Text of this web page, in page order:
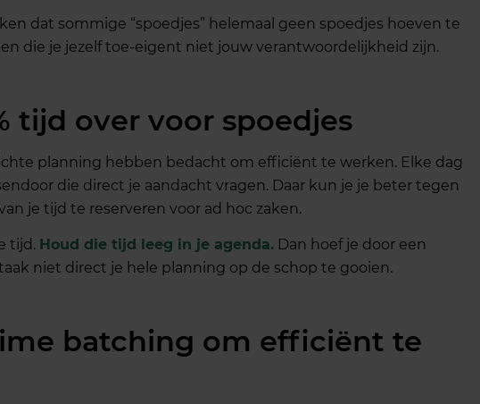
dat sommige “spoedjes” helemaal geen spoedjes hoeven te
die je jezelf toe-eigent niet jouw verantwoordelijkheid zijn.
tijd over voor spoedjes
planning hebben bedacht om efficiënt te werken. Elke dag
die direct je aandacht vragen. Daar kun je je beter tegen
je tijd te reserveren voor ad hoc zaken.
tijd. Houd die tijd leeg in je agenda. Dan hoef je door een
niet direct je hele planning op de schop te gooien.
batching om efficiënt te